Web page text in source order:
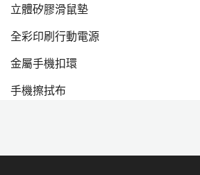
立體矽膠滑鼠墊
全彩印刷行動電源
金屬手機扣環
手機擦拭布